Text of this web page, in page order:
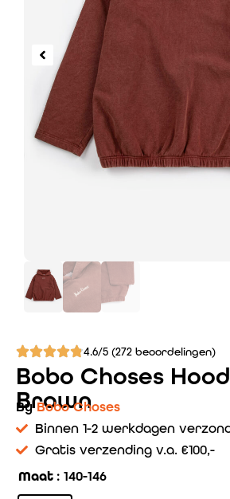
4.6/5 (272 beoordelingen)
Bobo Choses
Brown
ByBobo Choses
Binnen 1-2 werkdagen
Gratis verzending v.a. €100,-
Maat : 140-146